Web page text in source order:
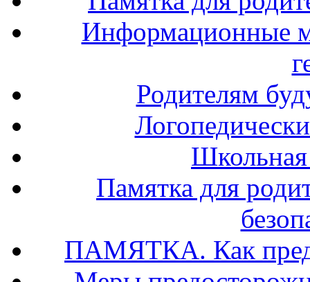
Информационные
Родителям
Памятка для
ПАМЯТКА. Как